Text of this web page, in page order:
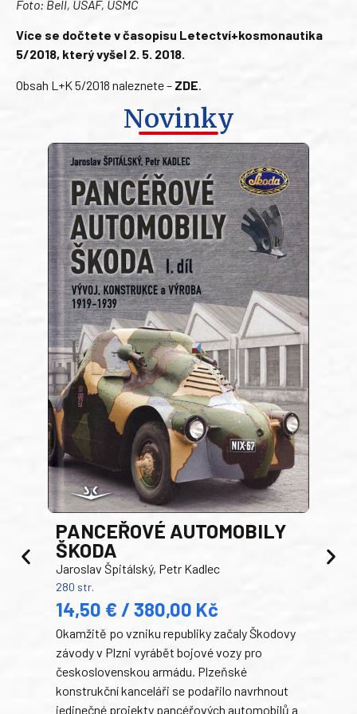
Foto: Bell, USAF, USMC
Více se dočtete v časopisu Letectví+kosmonautika
5/2018, který vyšel 2. 5. 2018.
Obsah L+K 5/2018 naleznete – ZDE
Novinky
PANCEŘOVÉ AUTOMOBILY
ŠKODA
Jaroslav Špitálský, Petr Kadlec
280 str.
14,50 € / 380,00 Kč
Okamžitě po vzniku republiky začaly Škodovy
závody v Plzni vyrábět bojové vozy pro
československou armádu. Plzeňské
konstrukční kanceláři se podařilo navrhnout
jedinečné projekty pancéřových automobilů a